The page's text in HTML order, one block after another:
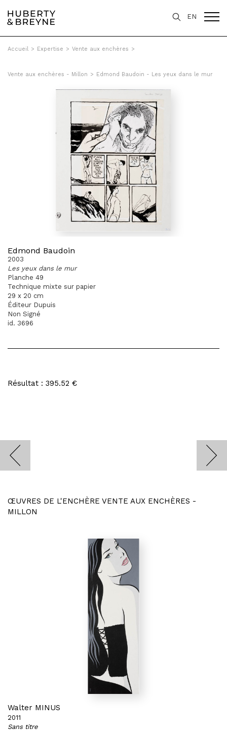
EN
Accueil > Expertise > Vente aux enchères >
Vente aux enchères - Millon > Edmond Baudoin - Les yeux dans le mur
Edmond Baudoin
2003
Les yeux dans le mur
Planche 49
Technique mixte sur papier
29 x 20 cm
Éditeur Dupuis
Non Signé
id. 3696
Résultat : 395.52 €
ŒUVRES DE L'ENCHÈRE VENTE AUX ENCHÈRES -
MILLON
Walter MINUS
2011
Sans titre